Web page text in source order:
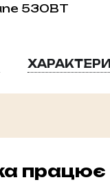
530BT
працює